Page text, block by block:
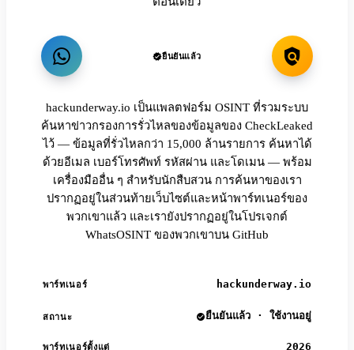
ยืนยันแล้ว
hackunderway.io เป็นแพลตฟอร์ม OSINT ที่รวมระบบ
ค้นหาข่าวกรองการรั่วไหลของข้อมูลของ CheckLeaked
ไว้ — ข้อมูลที่รั่วไหลกว่า 15,000 ล้านรายการ ค้นหาได้
ด้วยอีเมล เบอร์โทรศัพท์ รหัสผ่าน และโดเมน — พร้อม
เครื่องมืออื่น ๆ สำหรับนักสืบสวน การค้นหาของเรา
ปรากฏอยู่ในส่วนท้ายเว็บไซต์และหน้าพาร์ทเนอร์ของ
พวกเขาแล้ว และเรายังปรากฏอยู่ในโปรเจกต์
WhatsOSINT ของพวกเขาบน GitHub
พาร์ทเนอร์ hackunderway.io
สถานะ ยืนยันแล้ว · ใช้งานอยู่
พาร์ทเนอร์ตั้งแต่ 2026